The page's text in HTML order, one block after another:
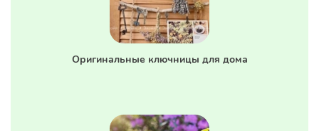
Оригинальные ключницы для дома